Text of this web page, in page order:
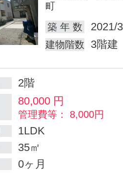
町
築 年 数
2021/
建物階数 3階建
2階
80,000 円
管理費等： 8,000円
1LDK
35㎡
0ヶ月